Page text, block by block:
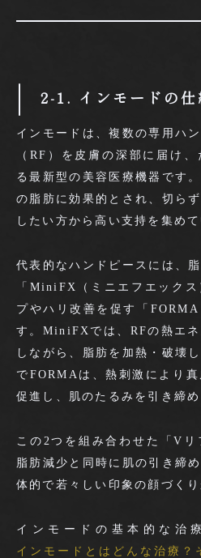
2-1. インモードの仕
インモードは、複数の専用ハ
（RF）を皮膚の深部に届け
る最新型の美容医療機器です
の脂肪に効果的とされ、切ら
したい方から高い支持を集めて
代表的なハンドピースには、
「MiniFX（ミニエフエック
プやハリ改善を促す「
す。MiniFXでは、RFの熱エ
しながら、脂肪を加熱・破壊
でFORMAは、熱刺激により
促進し、肌のたるみを引き締
この2つを組み合わせた「Vリ
脂肪減少と同時に肌の引き締
体的で若々しい印象の顔づく
インモードの基本的な治
インモードとはどんな治療？